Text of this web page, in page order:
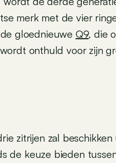
merk met de vier
gloednieuwe Q9, die
onthuld voor zijn
zitrijen zal
de keuze bieden